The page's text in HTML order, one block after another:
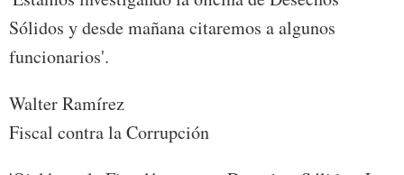
Sólidos y desde mañana citaremos a algunos
funcionarios'.
Walter Ramírez
Fiscal contra la Corrupción